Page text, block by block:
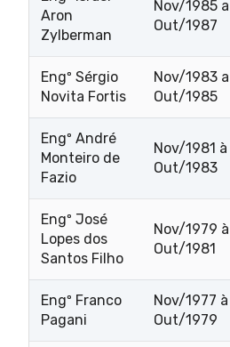
Aron
Zylberman
Nov/1985 a
Out/1987
Engº Sérgio
Novita Fortis
Nov/1983 a
Out/1985
Engº André
Monteiro de
Fazio
Nov/1981 à
Out/1983
Engº José
Lopes dos
Santos Filho
Nov/1979 à
Out/1981
Engº Franco
Pagani
Nov/1977 à
Out/1979